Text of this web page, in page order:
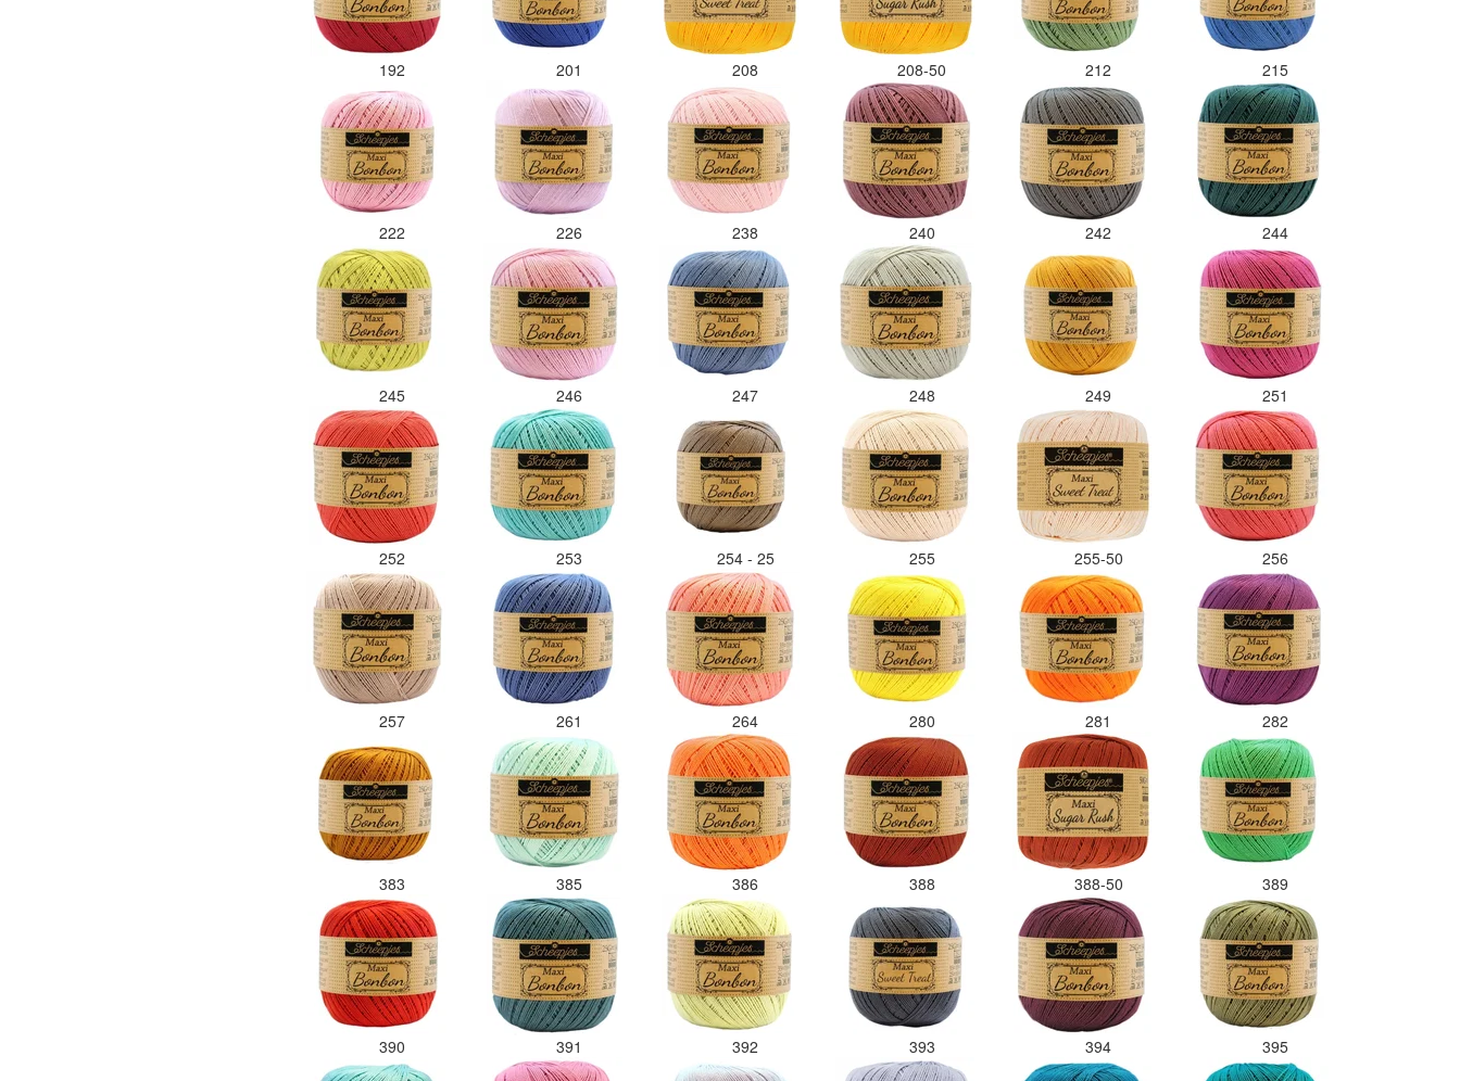
192 201 208 208-50 212 215
222 226 238 240 242 244
245 246 247 248 249 251
252 253 254 - 25 255 255-50 256
257 261 264 280 281 282
383 385 386 388 388-50 389
390 391 392 393 394 395